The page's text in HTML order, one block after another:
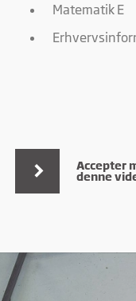
Matematik E
Accepter
denne